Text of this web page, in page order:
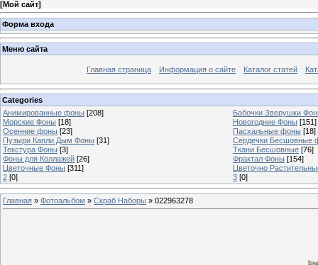
[Мой сайт]
Форма входа
Меню сайта
Главная страница Информация о сайте Каталог статей
Categories
Анимированные фоны [208]
Бабочки Зверушки
Морские Фоны [18] Новогодние Фоны [151]
Осенние фоны [23] Пасхальные фоны [18]
Пузыри Капли Дым Фоны [31]
Сердечки Бесшовные
Текстура Фоны [3] Ткани Бесшовные [76]
Фоны для Коллажей [26] Фрактал Фоны [154]
Цветочные Фоны [311]
Цветочно
2 [0] 3 [0]
Главная » Фотоальбом » Скраб Наборы » 022963278